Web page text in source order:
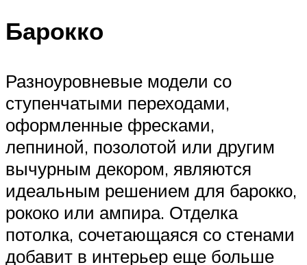
Барокко
Разноуровневые модели со
ступенчатыми переходами,
оформленные фресками,
лепниной, позолотой или другим
вычурным декором, являются
идеальным решением для барокко,
рококо или ампира. Отделка
потолка, сочетающаяся со стенами
добавит в интерьер еще больше